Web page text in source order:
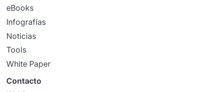
eBooks
Infografías
Noticias
Tools
White Paper
Contacto